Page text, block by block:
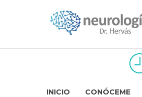
INICIO CONÓCEME